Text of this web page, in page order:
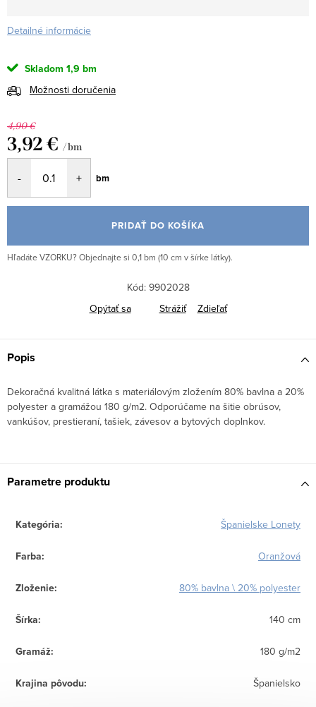
Detailné informácie
Skladom 1,9 bm
Možnosti doručenia
4,90 €
3,92 € / bm
cena:
bm
PRIDAŤ DO KOŠÍKA
Hľadáte VZORKU? Objednajte si 0,1 bm (10 cm v šírke látky).
Kód: 9902028
Opýtať sa
Strážiť Zdieľať
Popis
Dekoračná kvalitná látka s materiálovým zložením 80% bavlna a 20%
polyester a gramážou 180 g/m2. Odporúčame na šitie obrúsov,
vankúšov, prestieraní, tašiek, závesov a bytových doplnkov.
Parametre produktu
Kategória: Španielske Lonety
Farba: Oranžová
Zloženie: 80% bavlna \ 20% polyester
Šírka: 140 cm
Gramáž: 180 g/m2
Krajina pôvodu: Španielsko